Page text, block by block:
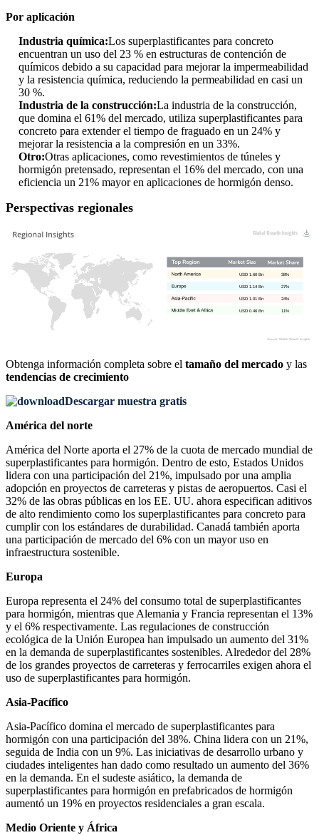
Por aplicación
Industria química:Los superplastificantes para concreto
encuentran un uso del 23 % en estructuras de contención de
químicos debido a su capacidad para mejorar la impermeabilidad
y la resistencia química, reduciendo la permeabilidad en casi un
30 %.
Industria de la construcción:La industria de la construcción,
que domina el 61% del mercado, utiliza superplastificantes para
concreto para extender el tiempo de fraguado en un 24% y
mejorar la resistencia a la compresión en un 33%.
Otro:Otras aplicaciones, como revestimientos de túneles y
hormigón pretensado, representan el 16% del mercado, con una
eficiencia un 21% mayor en aplicaciones de hormigón denso.
Perspectivas regionales
11%
USD 0.46 Bn
24%
USD 1.01 Bn
27%
USD 1.14 Bn
38%
USD 1.60 Bn
Obtenga información completa sobre el tamaño del mercado y las
tendencias de crecimiento
Descargar muestra gratis
América del norte
América del Norte aporta el 27% de la cuota de mercado mundial de
superplastificantes para hormigón. Dentro de esto, Estados Unidos
lidera con una participación del 21%, impulsado por una amplia
adopción en proyectos de carreteras y pistas de aeropuertos. Casi el
32% de las obras públicas en los EE. UU. ahora especifican aditivos
de alto rendimiento como los superplastificantes para concreto para
cumplir con los estándares de durabilidad. Canadá también aporta
una participación de mercado del 6% con un mayor uso en
infraestructura sostenible.
Europa
Europa representa el 24% del consumo total de superplastificantes
para hormigón, mientras que Alemania y Francia representan el 13%
y el 6% respectivamente. Las regulaciones de construcción
ecológica de la Unión Europea han impulsado un aumento del 31%
en la demanda de superplastificantes sostenibles. Alrededor del 28%
de los grandes proyectos de carreteras y ferrocarriles exigen ahora el
uso de superplastificantes para hormigón.
Asia-Pacífico
Asia-Pacífico domina el mercado de superplastificantes para
hormigón con una participación del 38%. China lidera con un 21%,
seguida de India con un 9%. Las iniciativas de desarrollo urbano y
ciudades inteligentes han dado como resultado un aumento del 36%
en la demanda. En el sudeste asiático, la demanda de
superplastificantes para hormigón en prefabricados de hormigón
aumentó un 19% en proyectos residenciales a gran escala.
Medio Oriente y África